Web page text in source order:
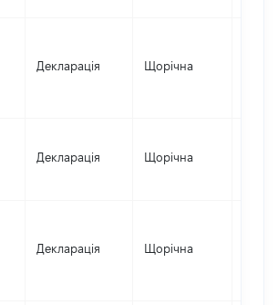
Декларація Щорічна
Декларація Щорічна
Декларація Щорічна